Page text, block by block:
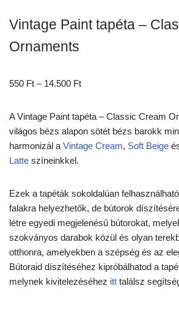
Vintage Paint tapéta –
Ornaments
550 Ft – 14.500 Ft
A Vintage Paint tapéta – Classic Cream
világos bézs alapon sötét bézs barokk
harmonizál a Vintage Cream, Soft Beige
Latte színeinkkel.
Ezek a tapéták sokoldalúan
falakra helyezhetők, de bútorok
létre egyedi megjelenésű bútorokat,
szokványos darabok közül és olyan
otthonra, amelyekben a szépség és az
Bútoraid díszítéséhez kipróbálhatod a
melynek kivitelezéséhez itt találsz